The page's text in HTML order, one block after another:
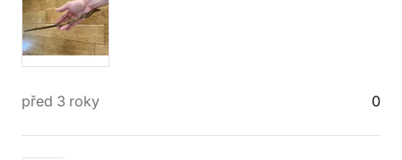
před 3 roky 0